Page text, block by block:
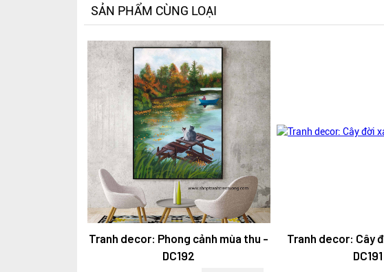
SẢN PHẨM CÙNG LOẠI
Tranh decor: Phong cảnh mùa thu -
DC192
Tranh decor: Cây
DC191